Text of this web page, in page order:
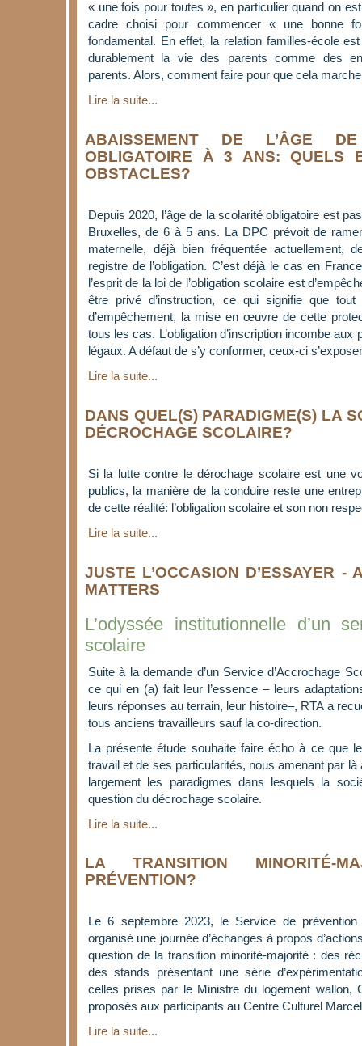
« une fois pour toutes », en particulier quand on
cadre choisi pour commencer « une bonne
fondamental. En effet, la relation familles-école
durablement la vie des parents comme des
parents. Alors, comment faire pour que cela
Lire la suite...
ABAISSEMENT DE L’ÂGE
OBLIGATOIRE À 3 ANS: QUELS
OBSTACLES?
Depuis 2020, l’âge de la scolarité obligatoire est
Bruxelles, de 6 à 5 ans. La DPC prévoit de
maternelle, déjà bien fréquentée actuellement,
registre de l’obligation. C’est déjà le cas en
l’esprit de la loi de l’obligation scolaire est
être privé d’instruction, ce qui signifie que
d’empêchement, la mise en œuvre de cette
tous les cas. L’obligation d’inscription incombe
légaux. A défaut de s’y conformer, ceux-ci
Lire la suite...
DANS QUEL(S) PARADIGME(S) LA
DÉCROCHAGE SCOLAIRE?
Si la lutte contre le dérochage scolaire est une
publics, la manière de la conduire reste une
de cette réalité: l’obligation scolaire et son non
Lire la suite...
JUSTE L’OCCASION D’ESSAYER -
MATTERS
L’odyssée institutionnelle d’un
scolaire
Suite à la demande d’un Service d’Accrochage
ce qui en (a) fait leur l’essence – leurs
leurs réponses au terrain, leur histoire–, RTA a
tous anciens travailleurs sauf la co-direction.
La présente étude souhaite faire écho à ce que
travail et de ses particularités, nous amenant par là
largement les paradigmes dans lesquels la
question du décrochage scolaire.
Lire la suite...
LA TRANSITION MINORITÉ-
PRÉVENTION?
Le 6 septembre 2023, le Service de
organisé une journée d’échanges à propos
question de la transition minorité-majorité : des
des stands présentant une série
celles prises par le Ministre du logement wallon,
proposés aux participants au Centre Culturel
Lire la suite...